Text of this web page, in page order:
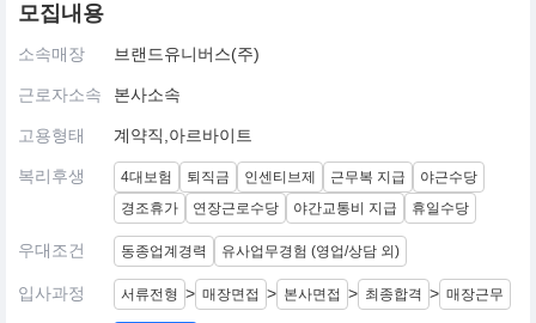
모집내용
소속매장 브랜드유니버스(주)
근로자소속 본사소속
고용형태 계약직,아르바이트
복리후생 4대보험 퇴직금 인센티브제 근무복 지급
야근수당
경조휴가
연장근로수당 야간교통비 지급 휴일수당
우대조건 동종업계경력 유사업무경험 (영업/상담 외)
입사과정 서류전형 > 매장면접 > 본사면접 > 최종합격 > 매장근무